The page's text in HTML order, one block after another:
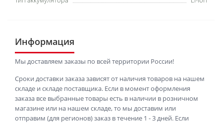
Информация
Мы доставляем заказы по всей территории России!
Сроки доставки заказа зависят от наличия товаров на нашем
складе и складе поставщика. Если в момент оформления
заказа все выбранные товары есть в наличии в розничном
магазине или на нашем складе, то мы доставим или
отправим (для регионов) заказ в течение 1 - 3 дней. Если